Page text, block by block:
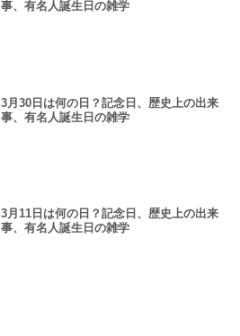
事、有名人誕生日の雑学
3月30日は何の日？記念日、歴史上の出来
事、有名人誕生日の雑学
3月11日は何の日？記念日、歴史上の出来
事、有名人誕生日の雑学